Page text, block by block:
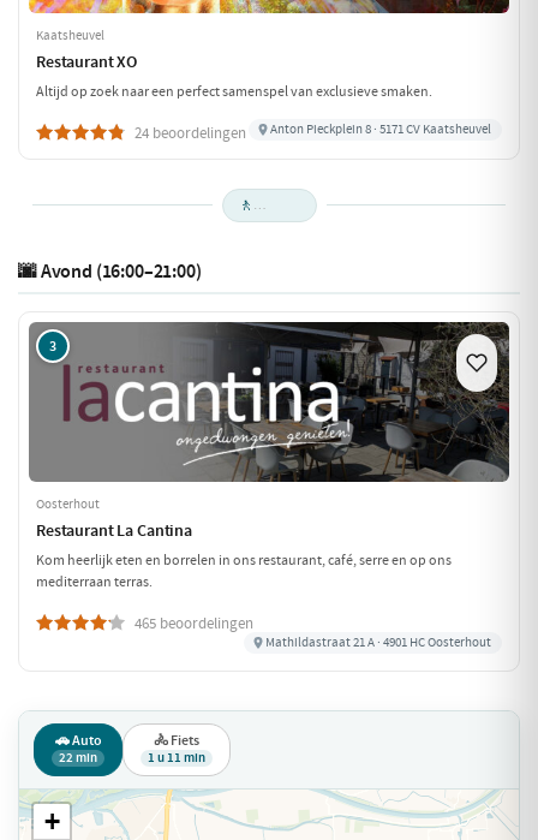
Kaatsheuvel
Restaurant XO
Altijd op zoek naar een perfect samenspel van exclusieve smaken.
24 beoordelingen Anton Pieckplein 8 · 5171 CV Kaatsheuvel
🚶
🌆 Avond (16:00–21:00)
3
Oosterhout
Restaurant La Cantina
Kom heerlijk eten en borrelen in ons restaurant, café, serre en op ons
mediterraan terras.
465 beoordelingen
Mathildastraat 21 A · 4901 HC Oosterhout
🚗 Auto
22 min
🚴 Fiets
1 u 11 min
+